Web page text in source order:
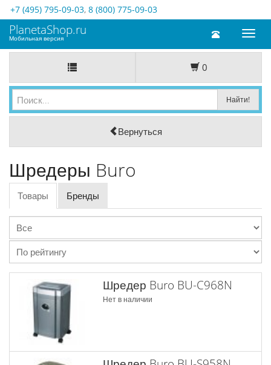
+7 (495) 795-09-03, 8 (800) 775-09-03
Toggle
PlanetaShop.ru
Мобильная версия
0
Вернуться
Шредеры Buro
Товары Бренды
Шредер Buro BU-C968N
Нет в наличии